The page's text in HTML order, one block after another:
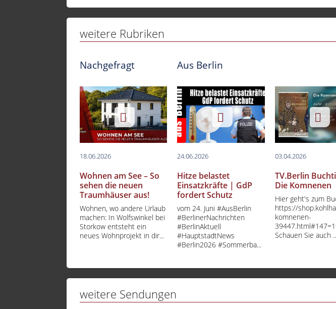
weitere Rubriken
Nachgefragt
18.06.2026
Wohnen am See – So
sehen die neuen
Traumhäuser aus!
Wohnen, wo andere Urlaub
machen: In Wolfswinkel bei
Storkow entsteht ein
neues Wohnprojekt in dir...
Aus Berlin
24.06.2026
Hitze belastet
Einsatzkräfte | GdP
fordert Schutz
vom 24. Juni #AusBerlin
#BerlinerNachrichten
#BerlinAktuell
#HauptstadtNews
#Berlin2026 #Sommerba...
03.04.2026
TV.Berlin
Die Komnenen
Hier geht's zum
https://
komnenen-
Schauen Sie auch
weitere Sendungen